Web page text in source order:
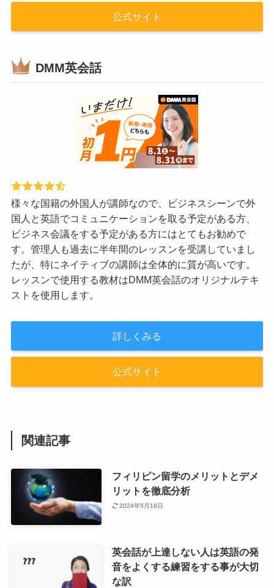
公式サイト
DMM英会話
様々な国籍の外国人が講師なので、ビジネスシーンで外
国人と英語でコミュニケーションを取る予定がある方、
ビジネス会議をする予定がある方にはとてもお勧めで
す。管理人も過去に半年間のレッスンを受講していまし
たが、特にネイティブの講師は全体的に質が高いです。
レッスンで使用する教材はDMM英会話のオリジナルテキ
ストを使用します。
詳しくみる
公式サイト
関連記事
フィリピン留学のメリットとデメ
リットを徹底分析
2024年5月18日
英会話が上達しない人は英語の発
音をよくする練習をする事が大切
な訳